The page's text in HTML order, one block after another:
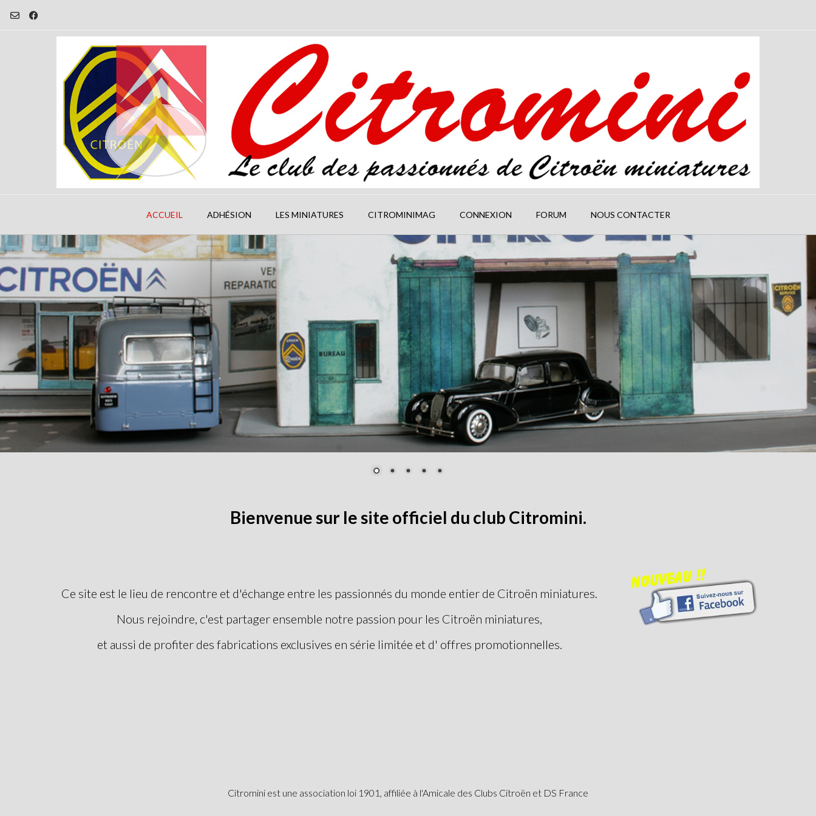
ACCUEIL ADHÉSION LES MINIATURES CITROMINIMAG CONNEXION FORUM NOUS CONTACTER
Bienvenue sur le site officiel du club Citromini.
Ce site est le lieu de rencontre et d'échange entre les passionnés du monde entier de Citroën miniatures.
Nous rejoindre, c'est partager ensemble notre passion pour les Citroën miniatures,
et aussi de profiter des fabrications exclusives en série limitée et d' offres promotionnelles.
Citromini est une association loi 1901, affiliée à l'Amicale des Clubs Citroën et DS France